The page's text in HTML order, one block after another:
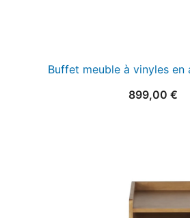
Buffet meuble à vinyles en
899,00 €